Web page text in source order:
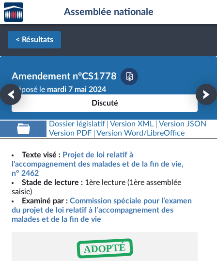
Aller au contenu
Aller en bas de la page
Accèder
à la
page
d'accueil
Assemblée nationale
< Résultats
Amendement n°CS1778
Déposé le mardi 7 mai 2024
Discuté
Dossier législatif Version XML
Version JSON
Version PDF
Version Word/LibreOffice
Texte visé : Projet de loi relatif à
l'accompagnement des malades et de la fin de vie,
n° 2462
Stade de lecture : 1ère lecture (1ère assemblée
saisie)
Examiné par : Commission spéciale pour l’examen
du projet de loi relatif à l’accompagnement des
malades et de la fin de vie
ADOPTÉ